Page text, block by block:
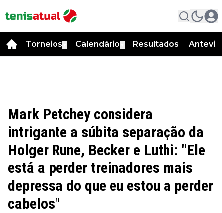
Torneios Calendário Resultados
Mark Petchey considera
intrigante a súbita separação da
Holger Rune, Becker e Luthi: "Ele
está a perder treinadores mais
depressa do que eu estou a perder
cabelos"